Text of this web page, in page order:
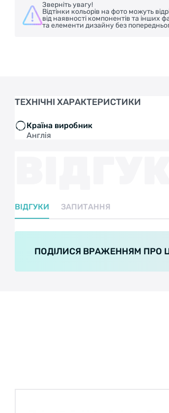
Зверніть увагу!
Відтінки кольорів на фото можуть
від наявності компонентів та інших
та елементи дизайну без
ТЕХНІЧНІ ХАРАКТЕРИСТИКИ
Країна виробник
Англія
ВІДГУКИ ЗАПИТАННЯ
ПОДІЛИСЯ ВРАЖЕННЯМ ПРО